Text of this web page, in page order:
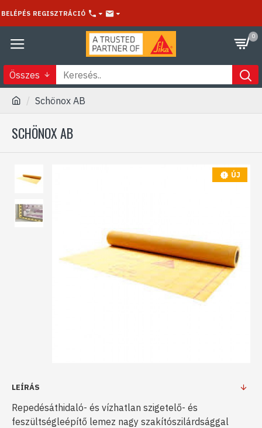
BELÉPÉS REGISZTRÁCIÓ
0
Összes
Schönox AB
SCHÖNOX AB
ÚJ
LEÍRÁS
Repedésáthidaló- és vízhatlan szigetelő- és
feszültségleépítő lemez nagy szakítószilárdsággal